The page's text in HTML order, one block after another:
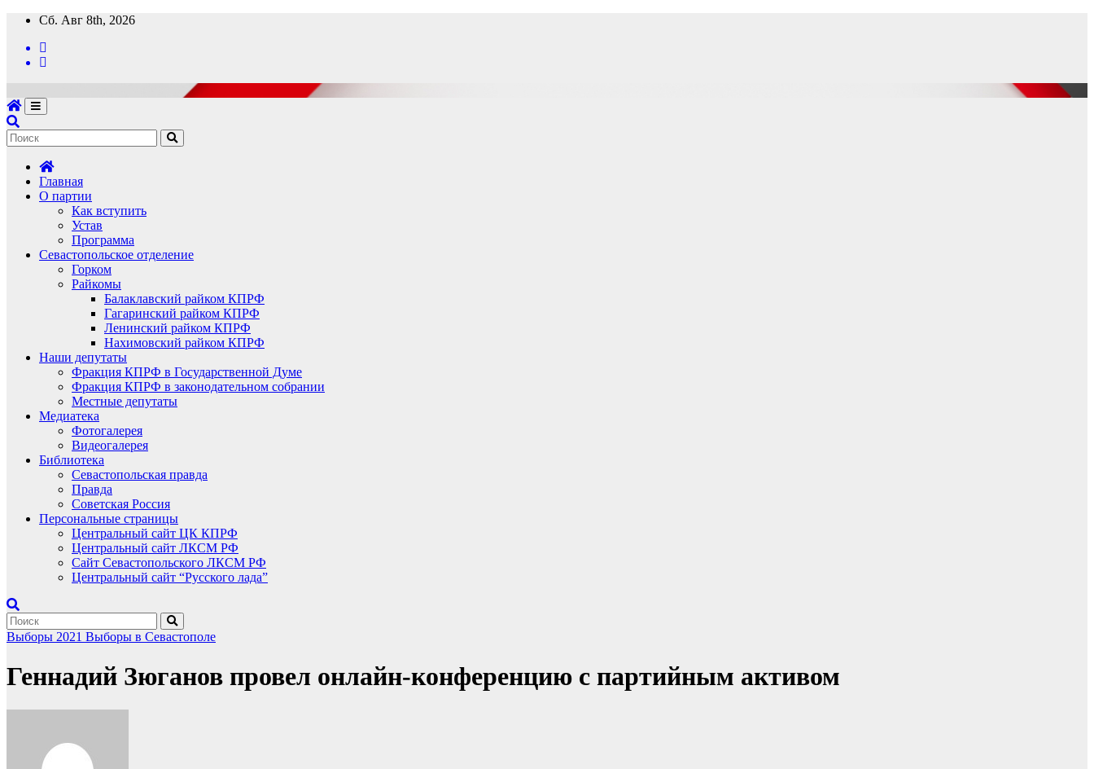
Перейти
содержимому
Сб. Авг 8th, 2026
Главная
О партии
Как вступить
Устав
Программа
Севастопольское отделение
Горком
Райкомы
Балаклавский райком КПРФ
Гагаринский райком КПРФ
Ленинский райком КПРФ
Нахимовский райком КПРФ
Наши депутаты
Фракция КПРФ в Государственной Думе
Фракция КПРФ в законодательном собрании
Местные депутаты
Медиатека
Фотогалерея
Видеогалерея
Библиотека
Севастопольская правда
Правда
Советская Россия
Персональные страницы
Центральный сайт ЦК КПРФ
Центральный сайт ЛКСМ РФ
Сайт Севастопольского ЛКСМ РФ
Центральный сайт “Русского лада”
Выборы 2021 Выборы в Севастополе
Геннадий Зюганов провел онлайн-конференцию с партийным активом